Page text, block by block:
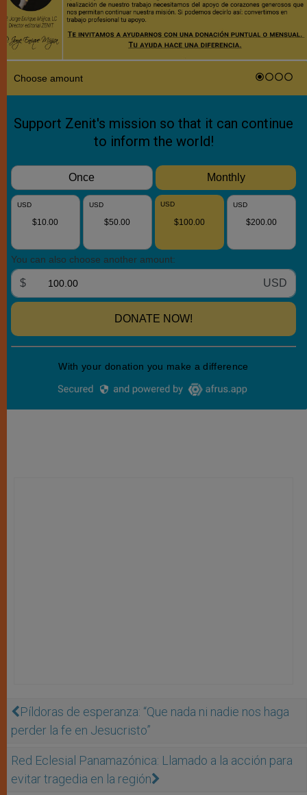
Píldoras de esperanza: “Que nada ni nadie nos haga
perder la fe en Jesucristo”
Red Eclesial Panamazónica: Llamado a la acción para
evitar tragedia en la región